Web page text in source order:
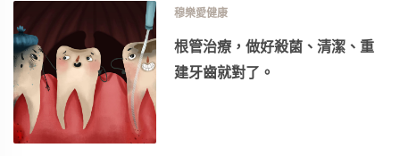
穆樂愛健康
根管治療，做好殺菌、清潔、重
建牙齒就對了。